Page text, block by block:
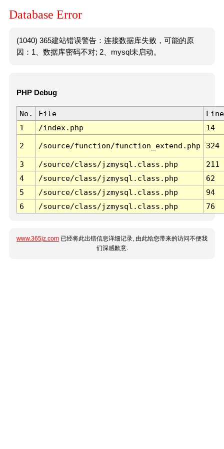
Database Error
(1040) 365建站错误警告：连接数据库失败，可能的原
因：1、数据库密码不对; 2、mysql未启动。
PHP Debug
No. File
Line
1
/index.php 14
2 /source/function/function_extend.php 324
3 /source/class/jzmysql.class.php
211
4
/source/class/jzmysql.class.php
62
5
/source/class/jzmysql.class.php
94
6
/source/class/jzmysql.class.php 76
www.365jz.com 已经将此出错信息详细记录, 由此给您带来的访问不便我
们深感歉意.